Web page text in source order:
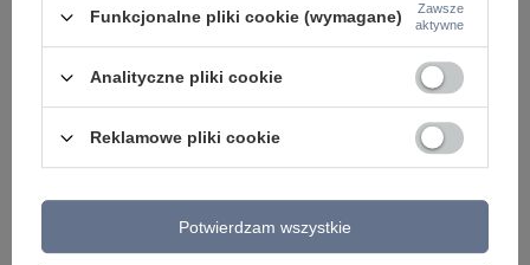
Potrzebujesz pomocy? Masz pytania lub
chcesz lepszą cenę?
dopasowaną do Ciebie..
Model znajdziesz w kategoriach
Funkcjonalne pliki cookie (wymagane)
Zawsze
aktywne
Analityczne pliki cookie
Reklamowe pliki cookie
Potwierdzam wszystkie